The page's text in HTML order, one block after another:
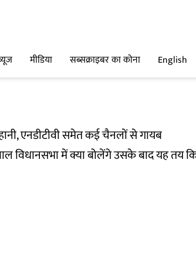
मीडिया सब्सक्राइबर का कोना English
एनडीटीवी समेत कई चैनलों से गायब
में क्या बोलेंगे उसके बाद यह तय